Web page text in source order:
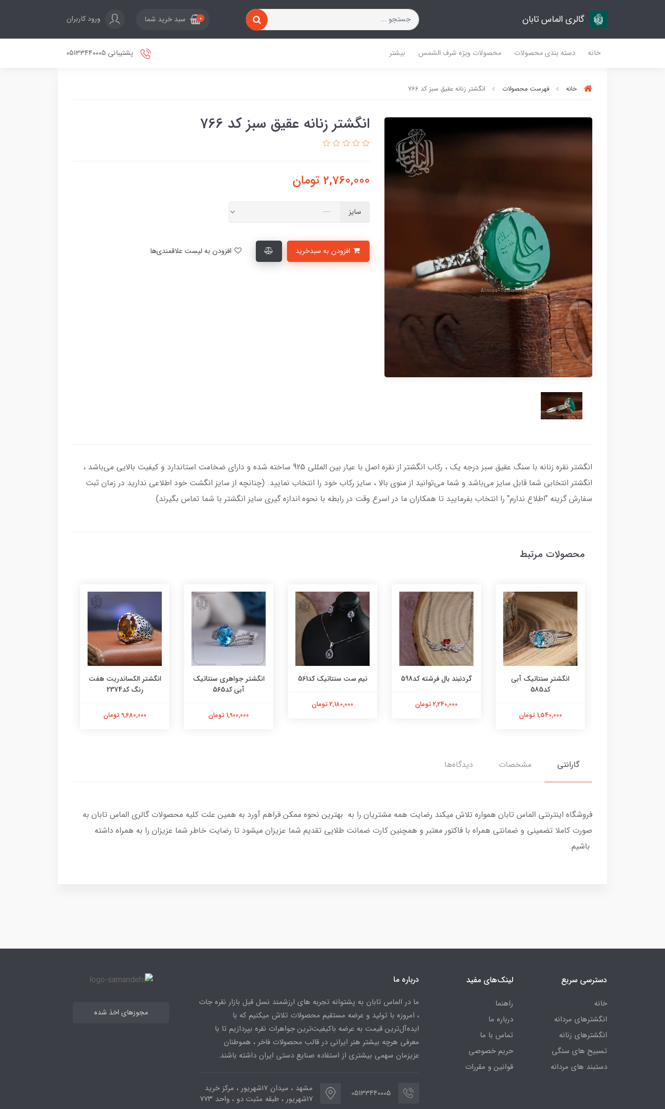
گالری الماس تابان 0 سبد خرید شما ورود کاربران
خانه دسته بندی محصولات محصولات ویژه شرف الشمس بیشتر پشتیبانی 05133440005
خانه فهرست محصولات انگشتر زنانه عقیق سبز کد 766
انگشتر زنانه عقیق سبز کد 766
2,760,000 تومان
سایز
انگشتر نقره زنانه با سنگ عقیق سبز درجه یک ، رکاب انگشتر از نقره اصل با عیار بین المللی 925 ساخته شده و دارای ضخامت استاندارد و کیفیت بالایی می‌باشد ،
انگشتر انتخابی شما قابل سایز می‌باشد و شما می‌توانید از منوی بالا ، سایز رکاب خود را انتخاب نمایید. (چنانچه از سایز انگشت خود اطلاعی ندارید در زمان ثبت
سفارش گزینه "اطلاع ندارم" را انتخاب بفرمایید تا همکاران ما در اسرع وقت در رابطه با نحوه اندازه گیری سایز انگشتر با شما تماس بگیرند)
محصولات مرتبط
انگشتر سنتاتیک آبی
کد585
1,540,000 تومان
گردنبند بال فرشته کد598
2,240,000 تومان
نیم ست سنتاتیک کد561
2,180,000 تومان
انگشتر جواهری سنتاتیک
آبی کد565
1,900,000 تومان
انگشتر الکساندریت هفت
رنگ کد2374
9,680,000 تومان
گارانتی مشخصات دیدگاه‌ها
فروشگاه اینترنتی الماس تابان همواره تلاش میکند رضایت همه مشتریان را به بهترین نحوه ممکن فراهم آورد به همین علت کلیه محصولات گالری الماس تابان به
صورت کاملا تضمینی و ضمانتی همراه با فاکتور معتبر و همچنین کارت ضمانت طلایی تقدیم شما عزیزان میشود تا رضایت خاطر شما عزیزان را به همراه داشته
باشیم.
دسترسی سریع
خانه
انگشترهای مردانه
انگشترهای زنانه
تسبیح های سنگی
دستبند های مردانه
لینک‌های مفید
راهنما
درباره ما
تماس با ما
حریم خصوصی
قوانین و مقررات
درباره ما
ما در الماس تابان به پشتوانه تجربه های ارزشمند نسل قبل بازار نقره جات
، امروزه با تولید و عرضه مستقیم محصولات تلاش میکنیم که با
ایده‌آل‌ترین قیمت به عرضه باکیفیت‌ترین جواهرات نقره بپردازیم تا با
معرفی هرچه بیشتر هنر ایرانی در قالب محصولات فاخر ، هموطنان
عزیزمان سهمی بیشتری از استفاده صنایع دستی ایران داشته باشند.
05133440005
مشهد ، میدان ۱۷شهریور ، مرکز خرید
۱۷شهریور ، طبقه مثبت دو ، واحد ۷۷۳
مجوزهای اخذ شده